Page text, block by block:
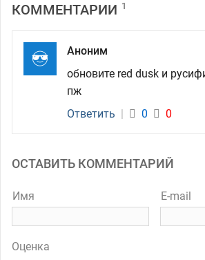
КОММЕНТАРИИ 1
Аноним
обновите red dusk и
пж
Ответить | 0 0
ОСТАВИТЬ КОММЕНТАРИЙ
Имя E-mail
Оценка